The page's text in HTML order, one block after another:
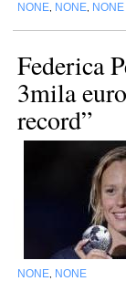
NONE NONE NONE
Federica
3mila
record”
NONE NONE